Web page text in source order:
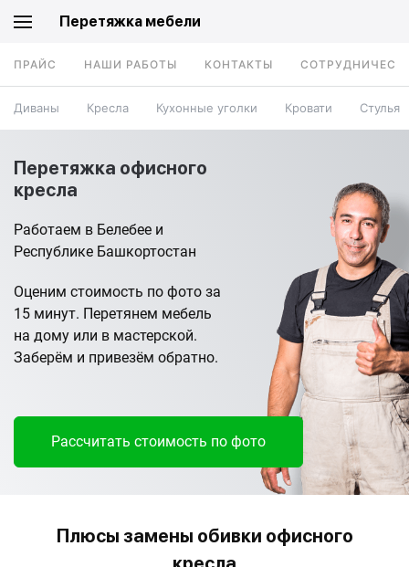
Перетяжка мебели
ПРАЙС НАШИ РАБОТЫ КОНТАКТЫ
Диваны Кресла Кухонные уголки Кровати Стулья
Перетяжка офисного
кресла
Работаем в Белебее и
Республике Башкортостан
Оценим стоимость по фото за
15 минут. Перетянем мебель
на дому или в мастерской.
Заберём и привезём обратно.
Рассчитать стоимость по фото
Плюсы замены обивки офисного